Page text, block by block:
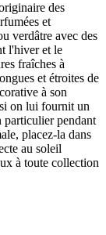
des
et
verdâtre avec des
l'hiver et le
fraîches à
et étroites de
à son
on lui fournit un
particulier pendant
placez-la dans
au soleil
à toute collection